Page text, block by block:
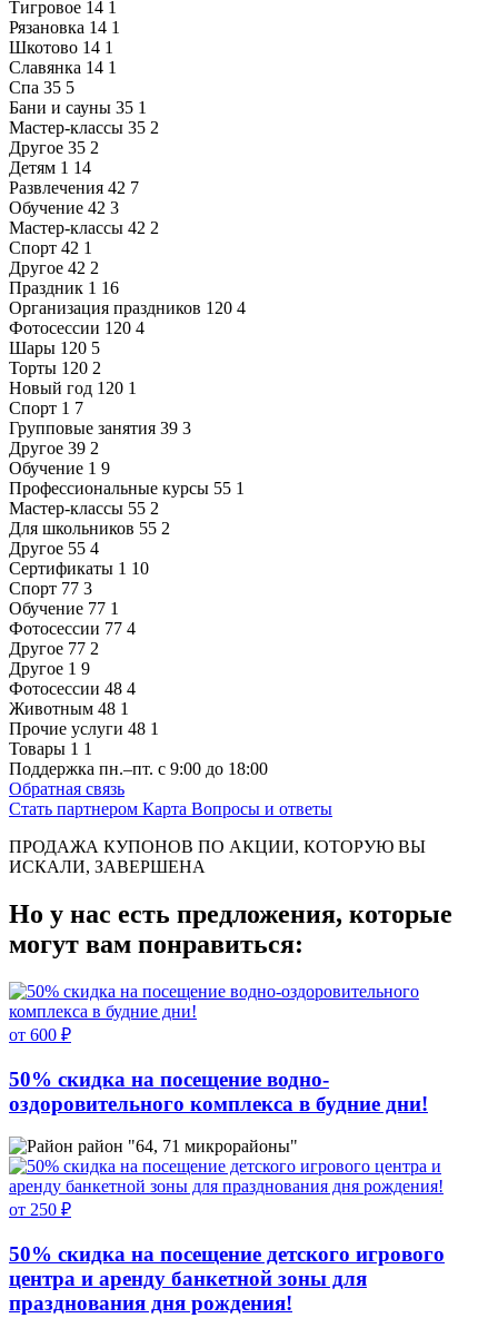
Тигровое 14 1
Рязановка 14 1
Шкотово 14 1
Славянка 14 1
Спа 35 5
Бани и сауны 35 1
Мастер-классы 35 2
Другое 35 2
Детям 1 14
Развлечения 42 7
Обучение 42 3
Мастер-классы 42 2
Спорт 42 1
Другое 42 2
Праздник 1 16
Организация праздников 120 4
Фотосессии 120 4
Шары 120 5
Торты 120 2
Новый год 120 1
Спорт 1 7
Групповые занятия 39 3
Другое 39 2
Обучение 1 9
Профессиональные курсы 55 1
Мастер-классы 55 2
Для школьников 55 2
Другое 55 4
Сертификаты 1 10
Спорт 77 3
Обучение 77 1
Фотосессии 77 4
Другое 77 2
Другое 1 9
Фотосессии 48 4
Животным 48 1
Прочие услуги 48 1
Товары 1 1
Поддержка пн.–пт. с 9:00 до 18:00
Обратная связь
Стать партнером Карта Вопросы и ответы
ПРОДАЖА КУПОНОВ ПО АКЦИИ, КОТОРУЮ ВЫ
ИСКАЛИ, ЗАВЕРШЕНА
Но у нас есть предложения, которые
могут вам понравиться:
от 600 ₽
50% скидка на посещение водно-
оздоровительного комплекса в будние дни!
район "64, 71 микрорайоны"
от 250 ₽
50% скидка на посещение детского игрового
центра и аренду банкетной зоны для
празднования дня рождения!